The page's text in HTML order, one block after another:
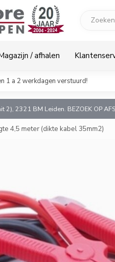
/ afhalen
1 a 2 werkdagen verstuurd!
2), 2321 BM Leiden. BEZOEK OP
4,5 meter (dikte kabel 35mm2)